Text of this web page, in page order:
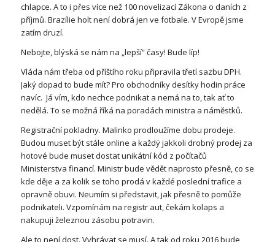
chlapce. A to i přes více než 100 novelizací Zákona o daních z
příjmů. Brazílie holt není dobrá jen ve fotbale. V Evropě jsme
zatím druzí.
Nebojte, blýská se nám na „lepší“ časy! Bude líp!
Vláda nám třeba od příštího roku připravila třetí sazbu DPH.
Jaký dopad to bude mít? Pro obchodníky desítky hodin práce
navíc. Já vím, kdo nechce podnikat a nemá na to, tak ať to
nedělá. To se možná říká na poradách ministra a náměstků.
Registrační pokladny. Malinko prodloužíme dobu prodeje.
Budou muset být stále online a každý jakkoli drobný prodej za
hotové bude muset dostat unikátní kód z počítačů
Ministerstva financí. Ministr bude vědět naprosto přesně, co se
kde děje a za kolik se toho prodá v každé poslední trafice a
opravně obuvi. Neumím si představit, jak přesně to pomůže
podnikateli. Vzpomínám na registr aut, čekám kolaps a
nakupuji železnou zásobu potravin.
Ale to není dost. Vyhrávat se musí. A tak od roku 2016 bude